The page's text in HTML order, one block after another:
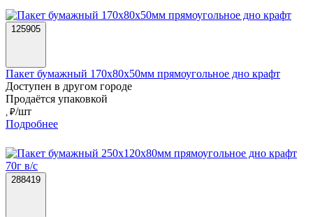
125905
Пакет бумажный 170х80х50мм прямоугольное дно крафт
Доступен в другом городе
Продаётся упаковкой
, ₽/шт
Подробнее
288419